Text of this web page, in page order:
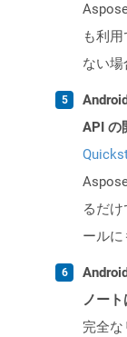
も利
ない場
API の
るだ
ールに
ノー
完全